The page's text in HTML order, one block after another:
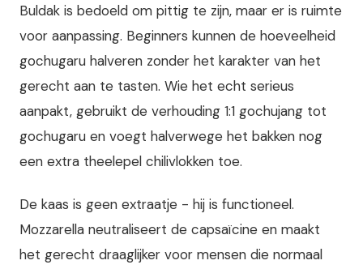
Buldak is bedoeld om pittig te zijn, maar er is ruimte
voor aanpassing. Beginners kunnen de hoeveelheid
gochugaru halveren zonder het karakter van het
gerecht aan te tasten. Wie het echt serieus
aanpakt, gebruikt de verhouding 1:1 gochujang tot
gochugaru en voegt halverwege het bakken nog
een extra theelepel chilivlokken toe.
De kaas is geen extraatje - hij is functioneel.
Mozzarella neutraliseert de capsaïcine en maakt
het gerecht draaglijker voor mensen die normaal